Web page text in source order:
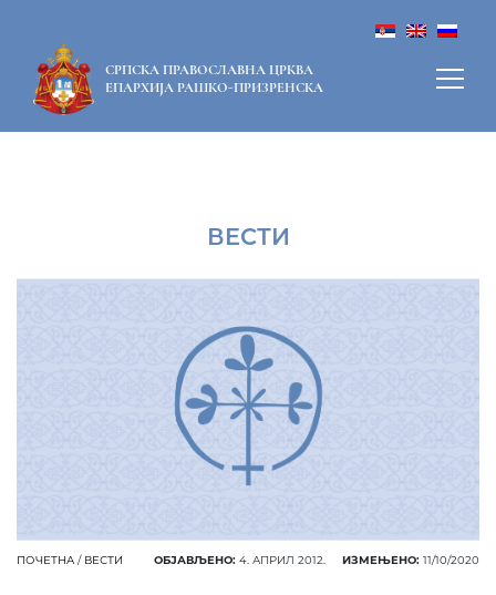
СРПСКА ПРАВОСЛАВНА ЦРКВА
ЕПАРХИЈА РАШКО-ПРИЗРЕНСКА
ВЕСТИ
ПОЧЕТНА / ВЕСТИ ОБЈАВЉЕНО: 4. АПРИЛ 2012. ИЗМЕЊЕНО: 11/10/2020